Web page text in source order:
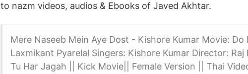
to nazm videos, audios & Ebooks of Javed Akhtar.
Mere Naseeb Mein Aye Dost - Kishore Kumar Movie:
Laxmikant Pyarelal Singers: Kishore Kumar Director:
Tu Har Jagah || Kick Movie|| Female Version || Thai